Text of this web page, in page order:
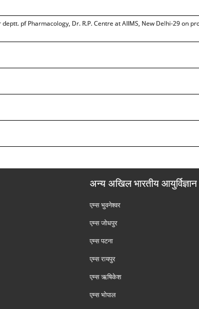
pf Pharmacology, Dr. R.P. Centre at AIIMS, New Delhi-29 on
अन्य अखिल भारतीय
एम्‍स भुवनेश्वर
एम्‍स जोधपुर
एम्‍स पटना
एम्‍स रायपुर
एम्‍स ऋषिकेश
एम्‍स भोपाल